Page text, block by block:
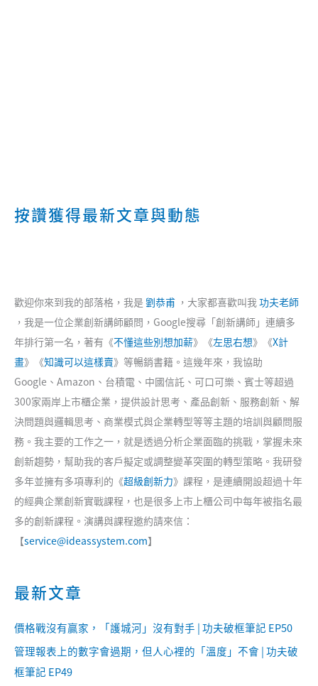
按讚獲得最新文章與動態
歡迎你來到我的部落格，我是 劉恭甫 ，大家都喜歡叫我功夫老師
，我是一位企業創新講師顧問，Google搜尋「創新講師」連續多
年排行第一名，著有《不懂這些別想加薪》《左思右想》《X計
畫》《知識可以這樣賣》等暢銷書籍。這幾年來，我協助
Google、Amazon、台積電、中國信託、可口可樂、賓士等超過
300家兩岸上市櫃企業，提供設計思考、產品創新、服務創新、解
決問題與邏輯思考、商業模式與企業轉型等等主題的培訓與顧問服
務。我主要的工作之一，就是透過分析企業面臨的挑戰，掌握未來
創新趨勢，幫助我的客戶擬定或調整變革突圍的轉型策略。我研發
多年並擁有多項專利的《超級創新力》課程，是連續開設超過十年
的經典企業創新實戰課程，也是很多上市上櫃公司中每年被指名最
多的創新課程。演講與課程邀約請來信：
【service@ideassystem.com】
最新文章
價格戰沒有贏家，「護城河」沒有對手 | 功夫破框筆記 EP50
管理報表上的數字會過期，但人心裡的「溫度」不會 | 功夫破
框筆記 EP49